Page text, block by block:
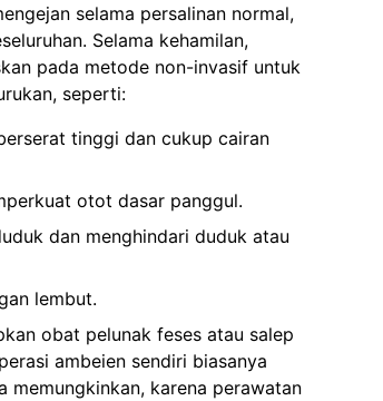
selama persalinan normal,
Selama kehamilan,
pada metode non-invasif untuk
seperti:
tinggi dan cukup cairan
otot dasar panggul.
dan menghindari duduk atau
lembut.
obat pelunak feses atau salep
ambeien sendiri biasanya
memungkinkan, karena perawatan